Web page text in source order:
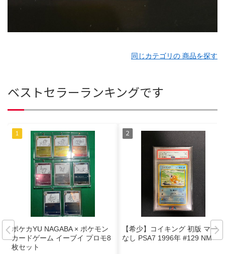
同じカテゴリの 商品を探す
ベストセラーランキングです
ポケカYU NAGABA × ポケモン
カードゲーム イーブイ プロモ8
枚セット
【希少】コイキング 初版 マーク
なし PSA7 1996年 #129 NM